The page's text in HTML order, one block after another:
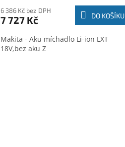
6 386 Kč bez DPH
7 727 Kč DO KOŠÍKU
Makita - Aku míchadlo Li-ion LXT
18V,bez aku Z